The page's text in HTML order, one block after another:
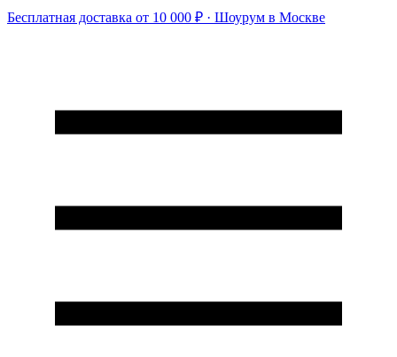
Бесплатная доставка от 10 000 ₽ · Шоурум в Москве